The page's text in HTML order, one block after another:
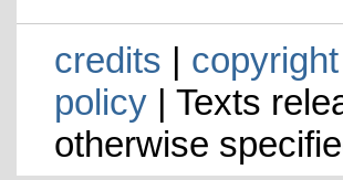
credits | copyright
policy| Texts
otherwise